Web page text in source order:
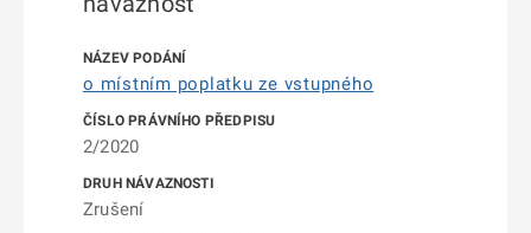
o místním poplatku ze vstupného
2/2020
Zrušení